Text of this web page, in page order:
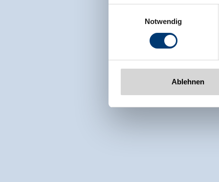
Zeller Bergbahnen Zillertal
Rohr 23// A-6280 Zell am Ziller
www.zillertalarena.com
Notwendig
Ablehnen